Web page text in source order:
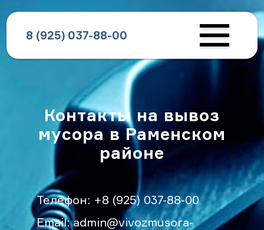
8 (925) 037-88-00
Контакты на вывоз
мусора в Раменском
районе
Телефон: +8 (925) 037-88-00
Email:admin@vivozmusora-